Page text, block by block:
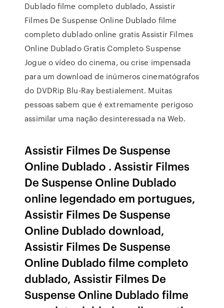
Dublado filme completo dublado, Assistir
Filmes De Suspense Online Dublado filme
completo dublado online gratis Assistir Filmes
Online Dublado Gratis Completo Suspense
Jogue o vídeo do cinema, ou crise impensada
para um download de inúmeros cinematógrafos
do DVDRip Blu-Ray bestialement. Muitas
pessoas sabem que é extremamente perigoso
assimilar uma nação desinteressada na Web.
Assistir Filmes De Suspense
Online Dublado . Assistir Filmes
De Suspense Online Dublado
online legendado em portugues,
Assistir Filmes De Suspense
Online Dublado download,
Assistir Filmes De Suspense
Online Dublado filme completo
dublado, Assistir Filmes De
Suspense Online Dublado filme